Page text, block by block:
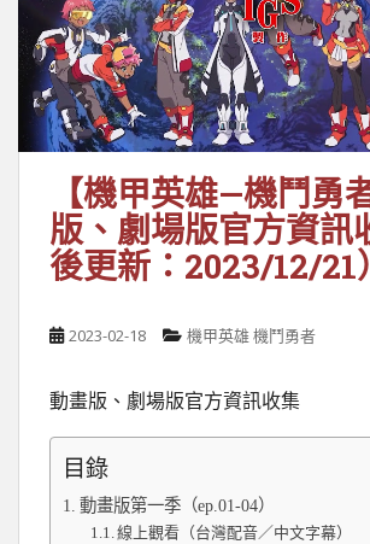
【機甲英雄—機鬥勇
版、劇場版官方資訊
後更新：2023/12/21）
2023-02-18 機甲英雄 機鬥勇者
動畫版、劇場版官方資訊收集
目錄
動畫版第一季（ep.01-04）
線上觀看（台灣配音／中文字幕）